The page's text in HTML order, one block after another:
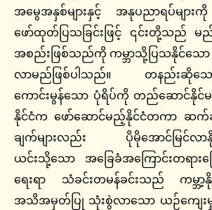
အမွေအနှစ်များနှင့် အနုပညာရပ်များကို
ဖော်ထုတ်ပြသခြင်းဖြင့် ၎င်းတို့သည်
အစည်းဖြစ်သည်ကို ကမ္ဘာသို့ပြသနိုင်သော
လာမည်ဖြစ်ပါသည်။ တနည်းဆို
ကောင်းမွန်သော ပုံရိပ်ကို တည်ဆောင်နိုင်
နိုင်ငံက ဖော်ဆောင်မည့်နိုင်ငံတကာ ဆ
ချက်များလည်း ပိုမိုအောင်မြင်လာနို
ယင်းသို့သော အခြေခံအကြောင်းတရား
ရေးရာ သံခင်းတမန်ခင်းသည် ကမ္ဘ
အသိအမှတ်ပြု သုံးစွဲလာသော ယဉ်ကျေး